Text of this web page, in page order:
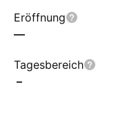
Eröffnung
—
Tagesbereich
–